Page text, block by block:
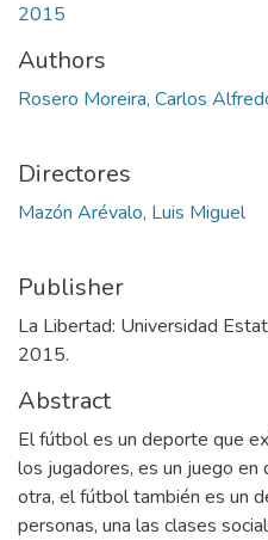
2015
Authors
Rosero Moreira, Carlos
Directores
Mazón Arévalo, Luis Miguel
Publisher
La Libertad: Universidad
2015.
Abstract
El fútbol es un deporte que
los jugadores, es un juego en
otra, el fútbol también es un
personas, una las clases